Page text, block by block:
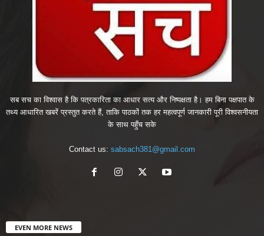
सब सच का विश्वास है कि पत्रकारिता का आधार सत्य और निष्पक्षता है। हम बिना पक्षपात के
तथ्य आधारित खबरें प्रस्तुत करते हैं, ताकि पाठकों तक हर महत्वपूर्ण जानकारी पूरी विश्वसनीयता
के साथ पहुँच सके
Contact us: sabsach381@gmail.com
EVEN MORE NEWS